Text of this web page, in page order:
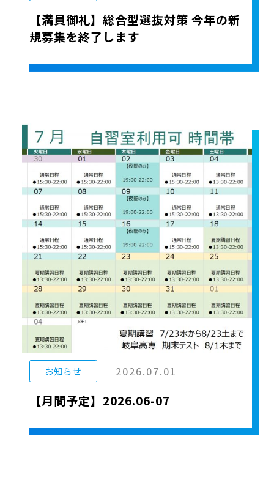
【満員御礼】総合型選抜対策 今年の新
規募集を終了します
お知らせ 2026.07.01
【月間予定】2026.06-07